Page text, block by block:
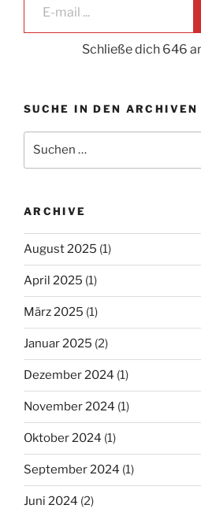
Schließe dich 646
SUCHE IN DEN ARCHIVEN
nach:
ARCHIVE
August 2025 (1)
April 2025 (1)
März 2025 (1)
Januar 2025 (2)
Dezember 2024 (1)
November 2024 (1)
Oktober 2024 (1)
September 2024 (1)
Juni 2024 (2)